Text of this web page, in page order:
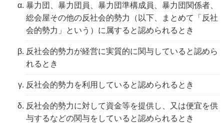
暴力団、暴力団員、暴力団準構成員、暴力団関係者、
総会屋その他の反社会的勢力（以下、まとめて「反社
会的勢力」という）に属すると認められるとき
反社会的勢力が経営に実質的に関与していると認めら
れるとき
反社会的勢力を利用していると認められるとき
反社会的勢力に対して資金等を提供し、又は便宜を供
与するなどの関与をしていると認められるとき